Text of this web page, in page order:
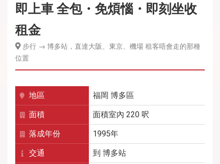
即上車 全包・免煩惱・即刻坐收
租金
步行 → 博多站，直達大阪、東京、機場 租客唔會走的那種
位置
地區 福岡 博多區
面積 面積室內 220 呎
落成年份 1995年
交通 到 博多站